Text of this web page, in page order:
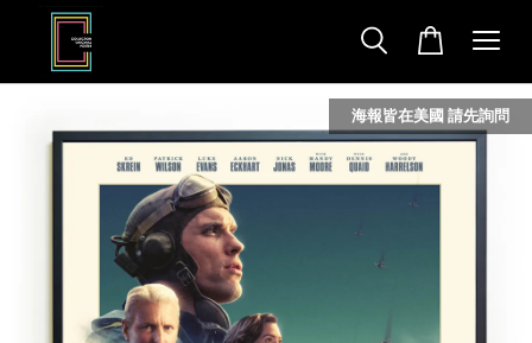
海報皆在美國 請先詢問